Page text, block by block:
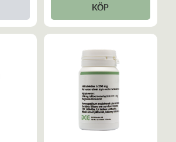
KÖP